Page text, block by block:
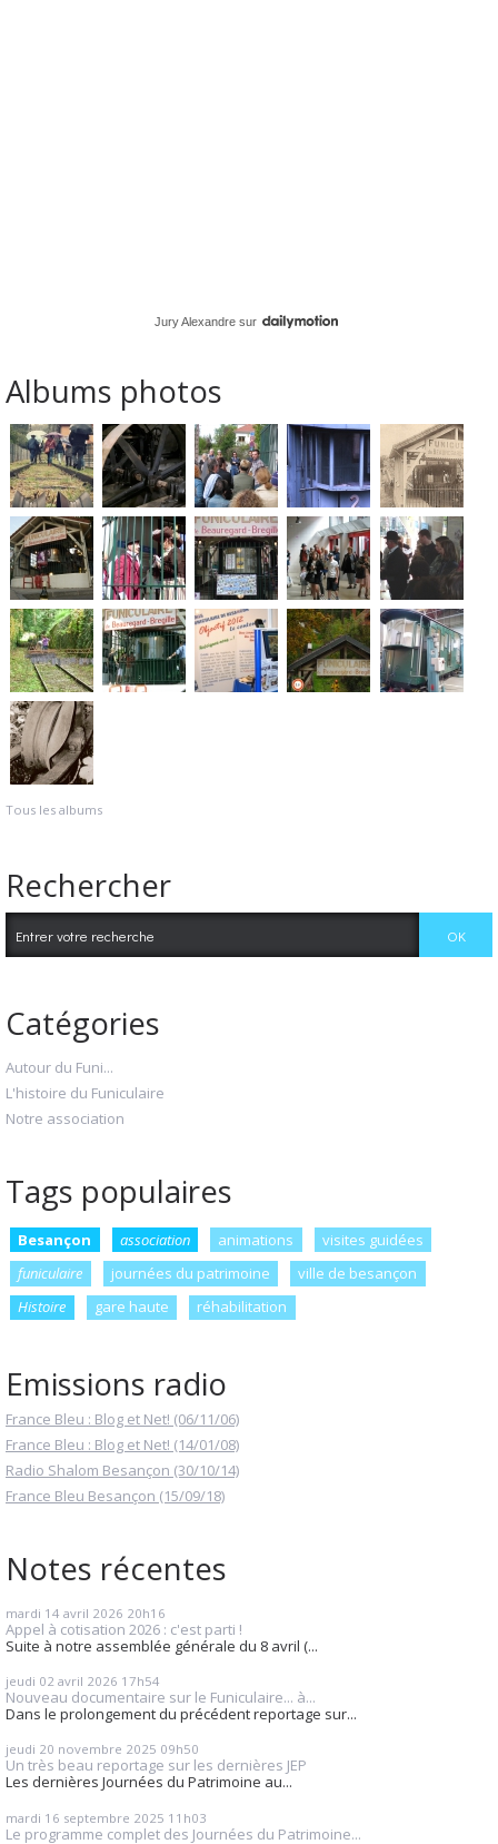
Jury Alexandre sur
Albums photos
Tous les albums
Rechercher
Catégories
Autour du Funi...
L'histoire du Funiculaire
Notre association
Tags populaires
Besançon association animations
visites guidées
funiculaire
journées du patrimoine
ville de besançon
Histoire
gare haute réhabilitation
Emissions radio
France Bleu : Blog et Net! (06/11/06)
France Bleu : Blog et Net! (14/01/08)
Radio Shalom Besançon (30/10/14)
France Bleu Besançon (15/09/18)
Notes récentes
mardi 14 avril 2026 20h16
Appel à cotisation 2026 : c'est parti !
Suite à notre assemblée générale du 8 avril (...
jeudi 02 avril 2026 17h54
Nouveau documentaire sur le Funiculaire... à...
Dans le prolongement du précédent reportage sur...
jeudi 20 novembre 2025 09h50
Un très beau reportage sur les dernières JEP
Les dernières Journées du Patrimoine au...
mardi 16 septembre 2025 11h03
Le programme complet des Journées du Patrimoine...